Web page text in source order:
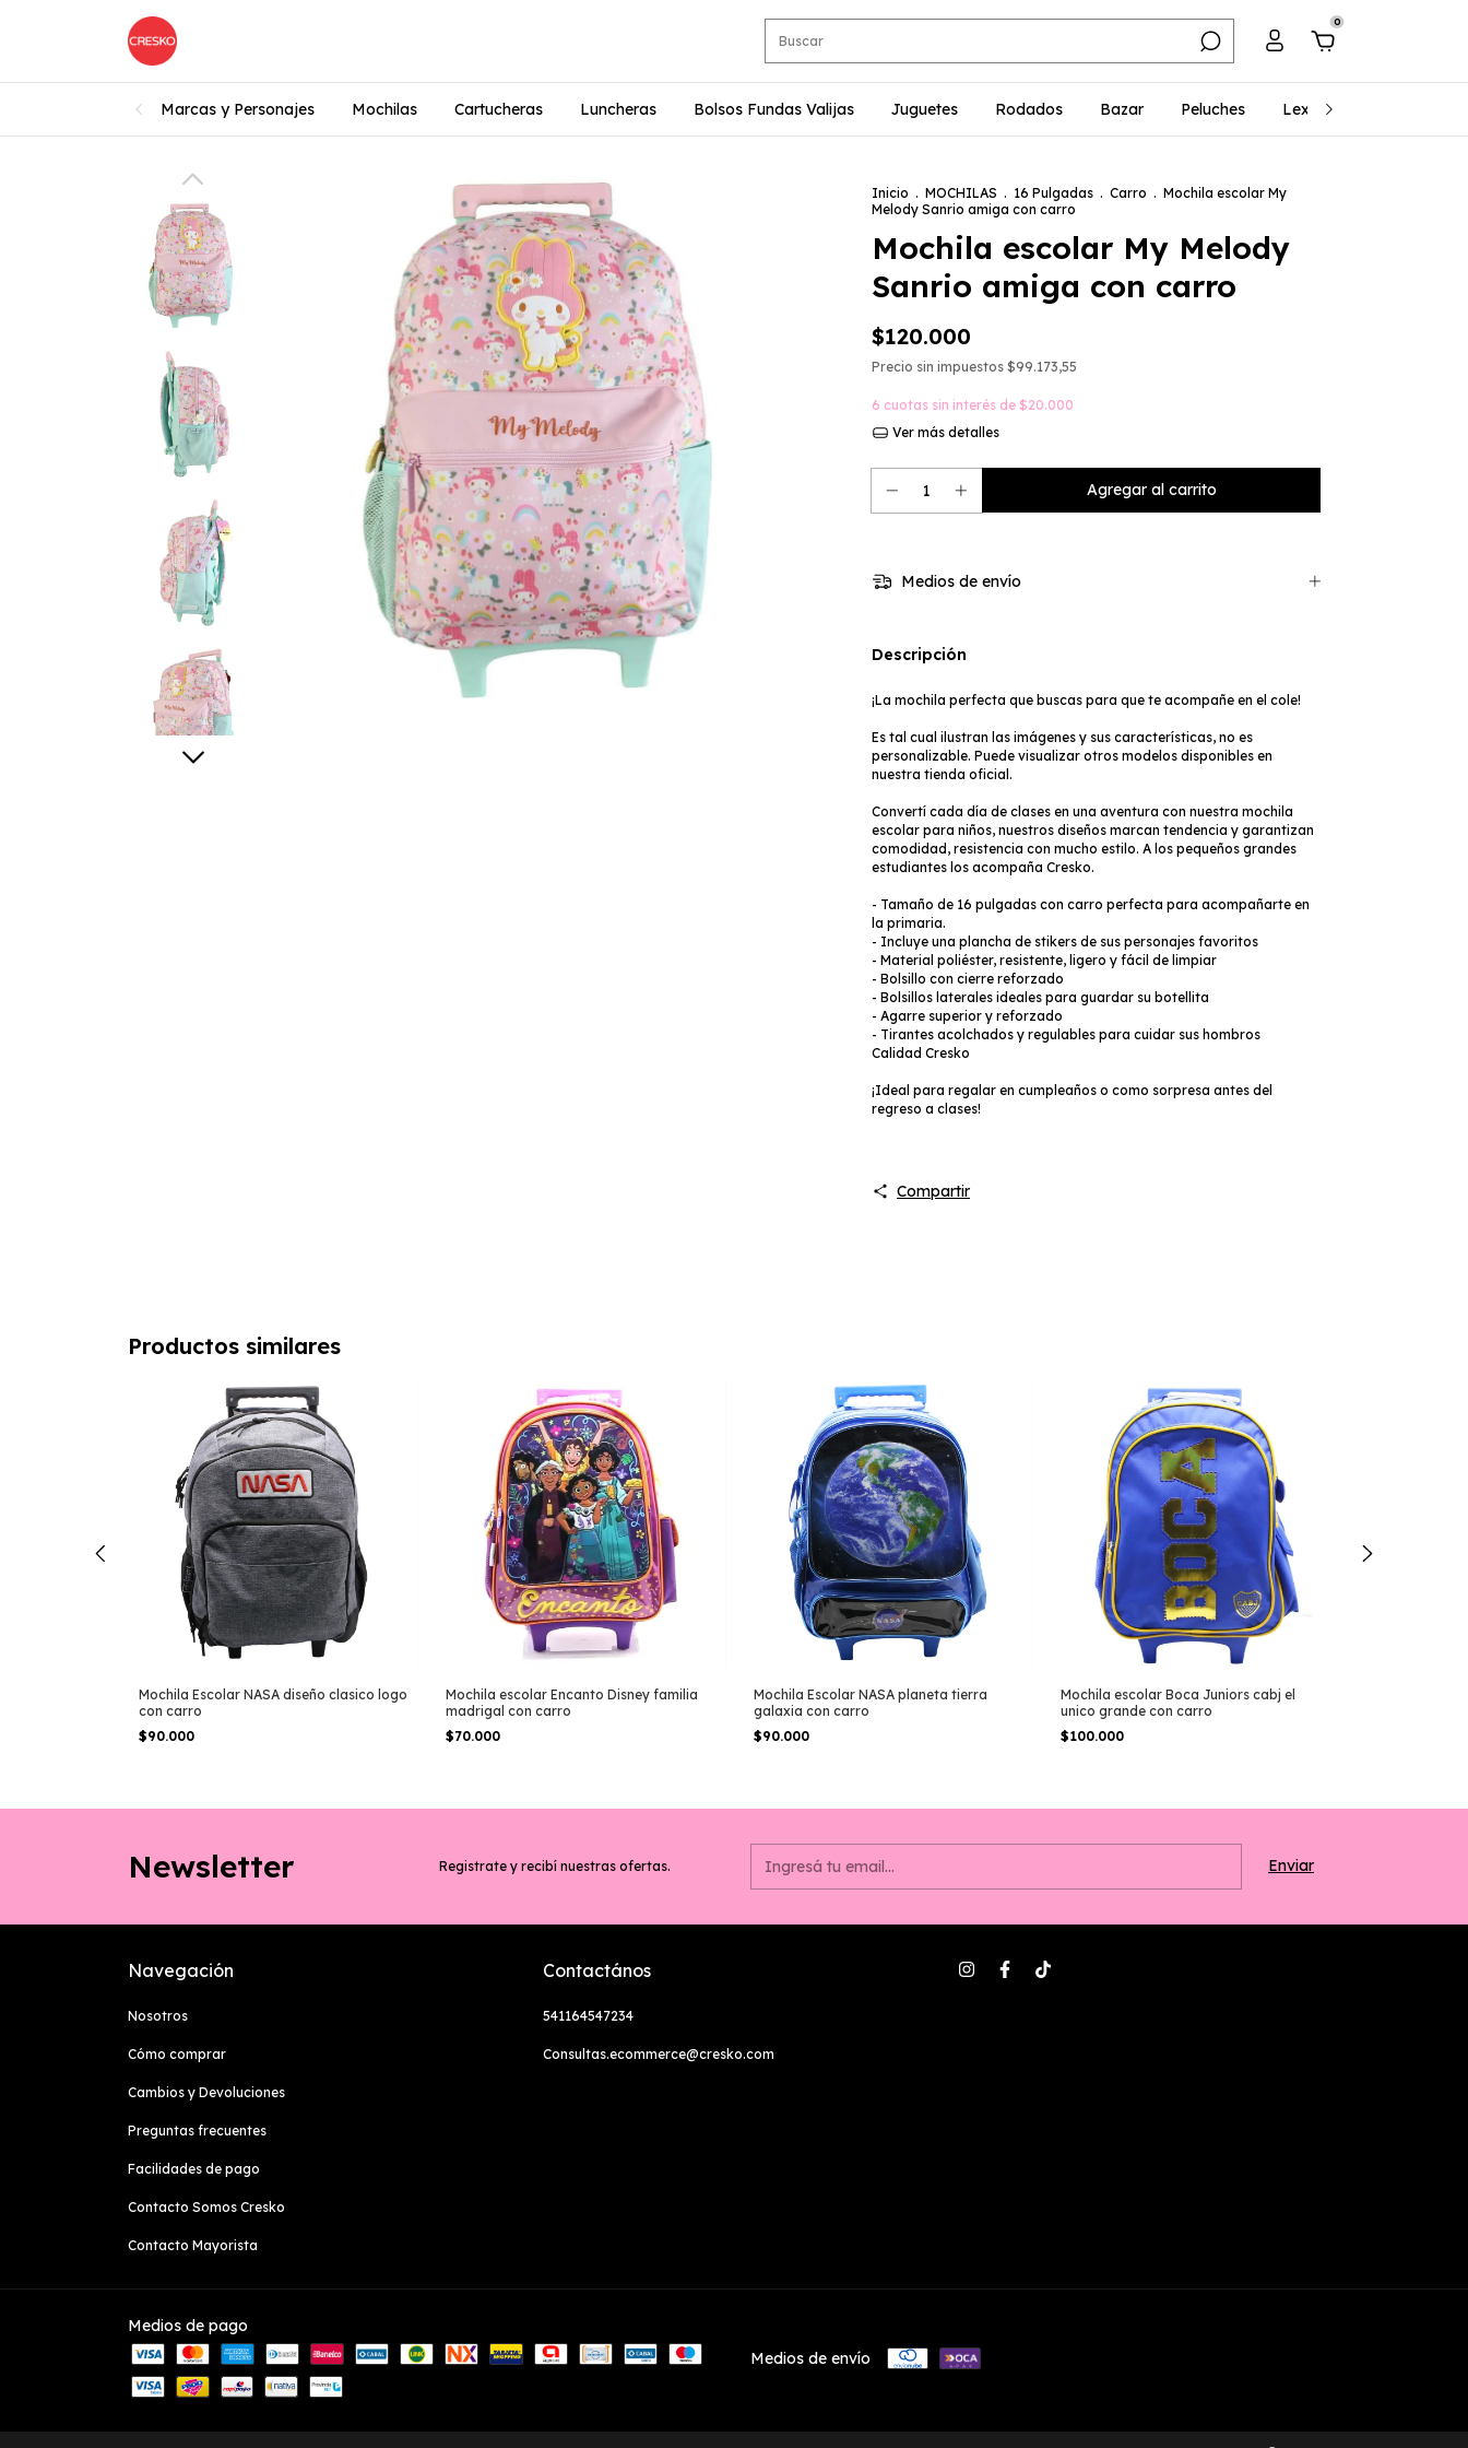
0
Marcas y Personajes Mochilas Cartucheras Luncheras Bolsos Fundas Valijas Juguetes Rodados Bazar Peluches Lexibook
Inicio . MOCHILAS . 16 Pulgadas . Carro . Mochila escolar My
Melody Sanrio amiga con carro
Mochila escolar My Melody
Sanrio amiga con carro
$120.000
Precio sin impuestos $99.173,55
6 cuotas sin interés de $20.000
Ver más detalles
Medios de envío
Descripción
¡La mochila perfecta que buscas para que te acompañe en el cole!
Es tal cual ilustran las imágenes y sus características, no es
personalizable. Puede visualizar otros modelos disponibles en
nuestra tienda oficial.
Convertí cada día de clases en una aventura con nuestra mochila
escolar para niños, nuestros diseños marcan tendencia y garantizan
comodidad, resistencia con mucho estilo. A los pequeños grandes
estudiantes los acompaña Cresko.
- Tamaño de 16 pulgadas con carro perfecta para acompañarte en
la primaria.
- Incluye una plancha de stikers de sus personajes favoritos
- Material poliéster, resistente, ligero y fácil de limpiar
- Bolsillo con cierre reforzado
- Bolsillos laterales ideales para guardar su botellita
- Agarre superior y reforzado
- Tirantes acolchados y regulables para cuidar sus hombros
Calidad Cresko
¡Ideal para regalar en cumpleaños o como sorpresa antes del
regreso a clases!
Compartir
Productos similares
Mochila Escolar NASA diseño clasico logo
con carro
$90.000
Mochila escolar Encanto Disney familia
madrigal con carro
$70.000
Mochila Escolar NASA planeta tierra
galaxia con carro
$90.000
Mochila escolar Boca Juniors cabj el
unico grande con carro
$100.000
Newsletter Registrate y recibí nuestras ofertas.
Navegación
Nosotros
Cómo comprar
Cambios y Devoluciones
Preguntas frecuentes
Facilidades de pago
Contacto Somos Cresko
Contacto Mayorista
Contactános
541164547234
Consultas.ecommerce@cresko.com
Medios de pago
Medios de envío